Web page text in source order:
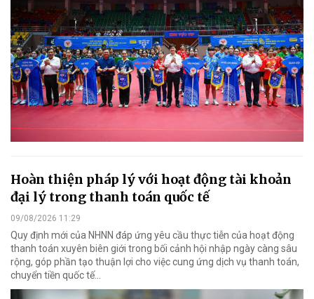
Hoàn thiện pháp lý với hoạt động tài khoản
đại lý trong thanh toán quốc tế
09/08/2026 11:29
Quy định mới của NHNN đáp ứng yêu cầu thực tiễn của hoạt động
thanh toán xuyên biên giới trong bối cảnh hội nhập ngày càng sâu
rộng, góp phần tạo thuận lợi cho việc cung ứng dịch vụ thanh toán,
chuyển tiền quốc tế...